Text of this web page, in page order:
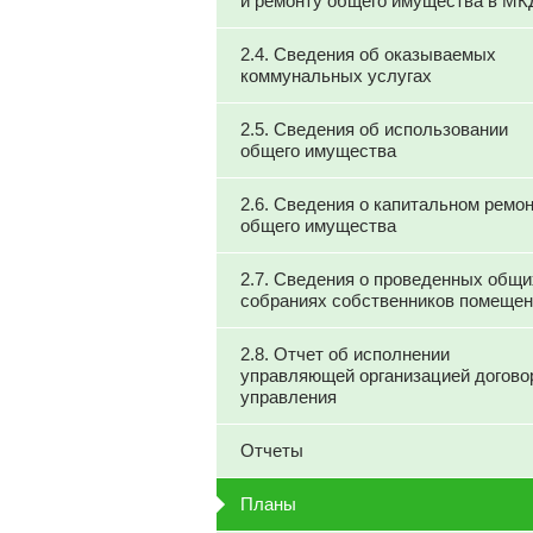
2.4. Сведения об оказываемых
коммунальных услугах
2.5. Сведения об использовании
общего имущества
2.6. Сведения о капитальном
общего имущества
2.7. Сведения о проведенных
собраниях собственников
2.8. Отчет об исполнении
управляющей организацией
управления
Отчеты
Планы